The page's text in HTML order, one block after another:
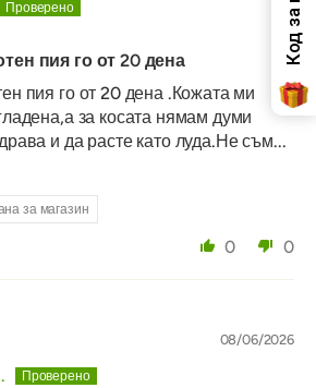
пия го от 20 дена
пия го от 20 дена .Кожата ми
за косата нямам думи
и да расте като луда.Не съм...
за магазин
0 0
08/06/2026